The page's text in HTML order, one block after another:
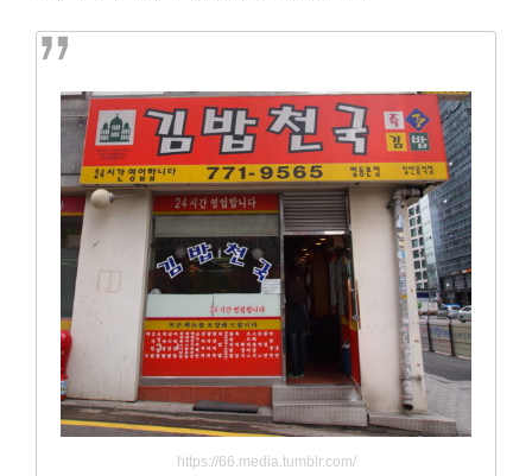
https://66.media.tumblr.com/